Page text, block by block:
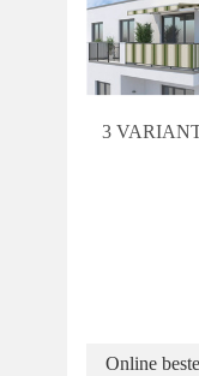
3
Online